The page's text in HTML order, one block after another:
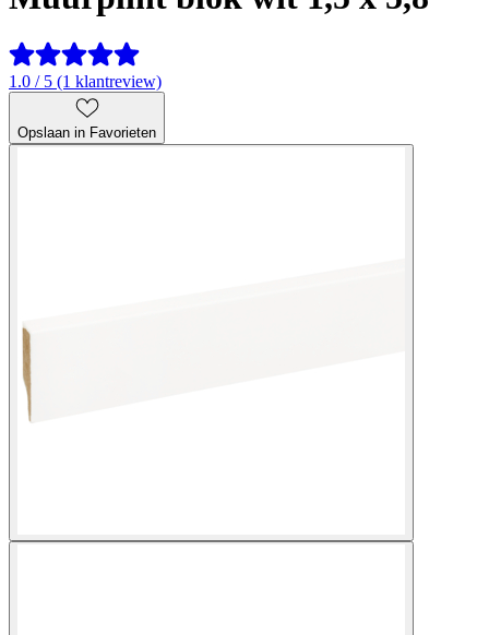
1.0 / 5 (1 klantreview)
Opslaan in Favorieten